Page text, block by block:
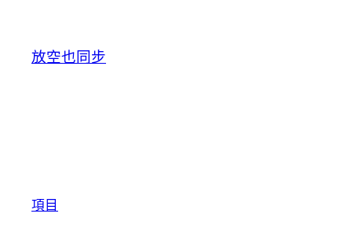
放空也同步
項目